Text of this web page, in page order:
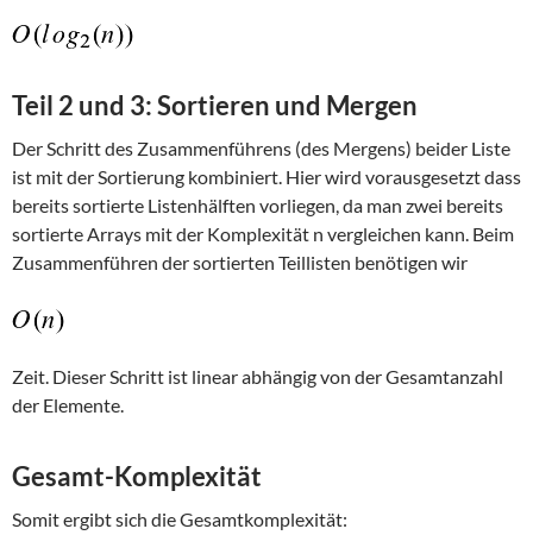
Teil 2 und 3: Sortieren und Mergen
Der Schritt des Zusammenführens (des Mergens) beider Liste
ist mit der Sortierung kombiniert. Hier wird vorausgesetzt dass
bereits sortierte Listenhälften vorliegen, da man zwei bereits
sortierte Arrays mit der Komplexität n vergleichen kann. Beim
Zusammenführen der sortierten Teillisten benötigen wir
Zeit. Dieser Schritt ist linear abhängig von der Gesamtanzahl
der Elemente.
Gesamt-Komplexität
Somit ergibt sich die Gesamtkomplexität: